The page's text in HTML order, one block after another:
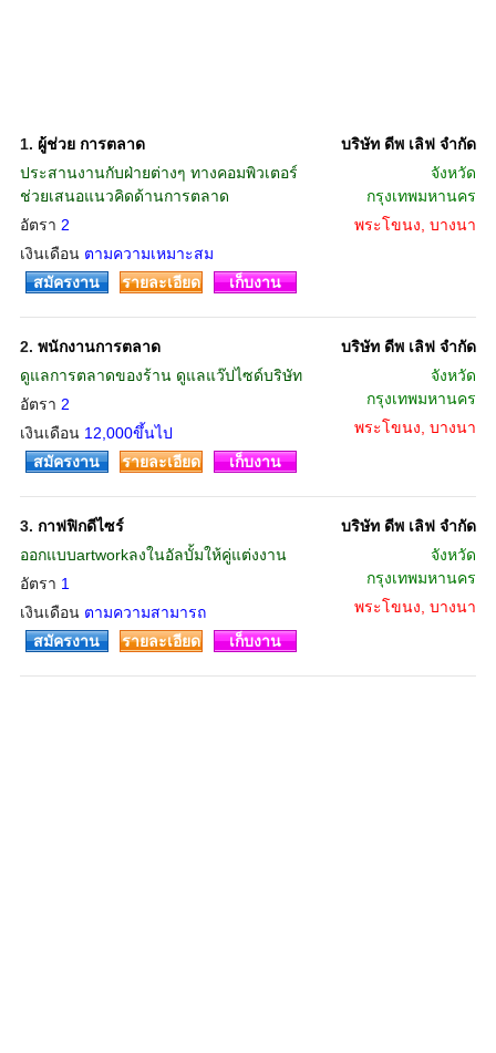
1. ผู้ช่วย การตลาด
ประสานงานกับฝ่ายต่างๆ ทางคอมพิวเตอร์
ช่วยเสนอแนวคิดด้านการตลาด
อัตรา 2
เงินเดือน ตามความเหมาะสม
บริษัท ดีพ เลิฟ จำกัด
จังหวัด
กรุงเทพมหานคร
พระโขนง, บางนา
สมัครงาน รายละเอียด เก็บงาน
2. พนักงานการตลาด
ดูแลการตลาดของร้าน ดูแลแว๊ปไซด์บริษัท
อัตรา 2
เงินเดือน 12,000ขึ้นไป
บริษัท ดีพ เลิฟ จำกัด
จังหวัด
กรุงเทพมหานคร
พระโขนง, บางนา
สมัครงาน
รายละเอียด เก็บงาน
3. กาฟฟิกดีไซร์
ออกแบบartworkลงในอัลบั้มให้คู่แต่งงาน
อัตรา 1
เงินเดือน ตามความสามารถ
บริษัท ดีพ เลิฟ จำกัด
จังหวัด
กรุงเทพมหานคร
พระโขนง, บางนา
สมัครงาน
รายละเอียด เก็บงาน